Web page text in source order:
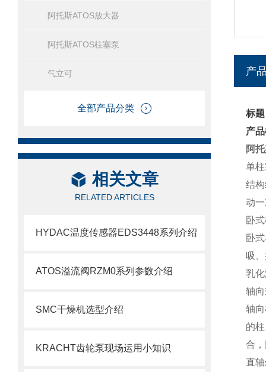
阿托斯ATOS放大器
阿托斯ATOS柱塞泵
气立可
全部产品分类
相关文章
RELATED ARTICLES
HYDAC温度传感器EDS3448系列介绍
ATOS溢流阀RZM0系列参数介绍
SMC干燥机选型介绍
KRACHT齿轮泵现场运用小知识
产
标
产
阿
单
结
动
卧
卧
吸
乳
轴
轴
的
合
直